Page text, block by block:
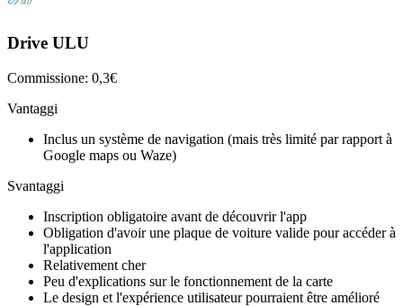
Drive ULU
Commissione: 0,3€
Vantaggi
Inclus un système de navigation (mais très limité par rapport à
Google maps ou Waze)
Svantaggi
Inscription obligatoire avant de découvrir l'app
Obligation d'avoir une plaque de voiture valide pour accéder à
l'application
Relativement cher
Peu d'explications sur le fonctionnement de la carte
Le design et l'expérience utilisateur pourraient être amélioré